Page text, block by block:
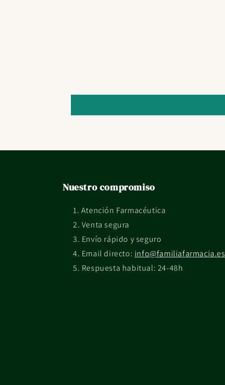
Nuestro compromiso
Atención Farmacéutica
Venta segura
Envío rápido y seguro
Email directo: info@familiafarmacia.es
Respuesta habitual: 24-48h